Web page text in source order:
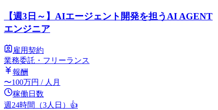
【週3日～】AIエージェント開発を担うAI AGENT
エンジニア
雇用契約
業務委託・フリーランス
報酬
〜100万円 / 人月
稼働日数
週24時間（3人日） 👍